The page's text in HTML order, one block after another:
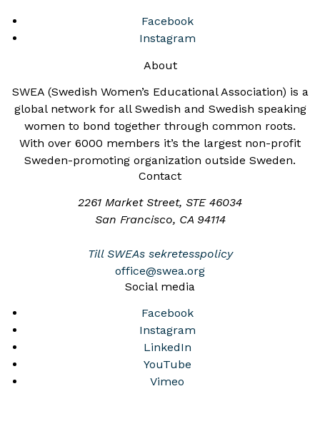
Facebook
Instagram
About
SWEA (Swedish Women’s Educational Association) is a
global network for all Swedish and Swedish speaking
women to bond together through common roots.
With over 6000 members it’s the largest non-profit
Sweden-promoting organization outside Sweden.
Contact
2261 Market Street, STE 46034
San Francisco, CA 94114
Till SWEAs sekretesspolicy
office@swea.org
Social media
Facebook
Instagram
LinkedIn
YouTube
Vimeo